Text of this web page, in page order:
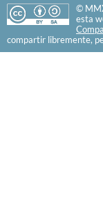
©
esta
compartir libremente,